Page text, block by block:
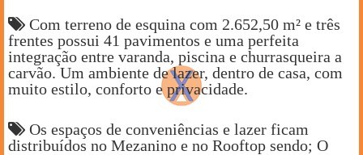
Com terreno de esquina com 2.652,50 m² e três
frentes possui 41 pavimentos e uma perfeita
integração entre varanda, piscina e churrasqueira a
carvão. Um ambiente de lazer, dentro de casa, com
muito estilo, conforto e privacidade.
Os espaços de conveniências e lazer ficam
distribuídos no Mezanino e no Rooftop sendo; O